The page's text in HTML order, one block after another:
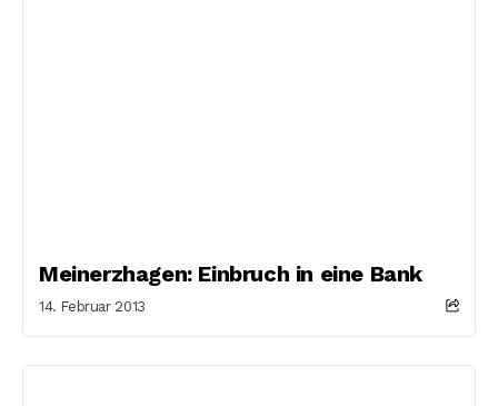
Meinerzhagen: Einbruch in eine Bank
14. Februar 2013